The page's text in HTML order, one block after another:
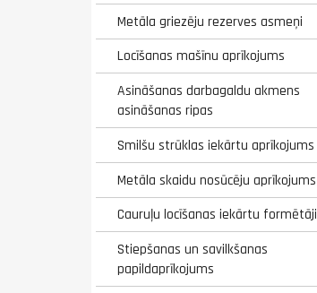
Metāla griezēju rezerves asmeņi
Locīšanas mašīnu aprīkojums
Asināšanas darbagaldu akmens
asināšanas ripas
Smilšu strūklas iekārtu aprīkojums
Metāla skaidu nosūcēju aprīkojums
Cauruļu locīšanas iekārtu formētāji
Stiepšanas un savilkšanas
papildaprīkojums